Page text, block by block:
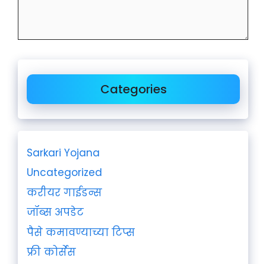
Categories
Sarkari Yojana
Uncategorized
करीयर गाईडन्स
जॉब्स अपडेट
पैसे कमावण्याच्या टिप्स
फ्री कोर्सेस